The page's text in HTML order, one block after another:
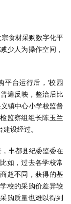
食材采购数字化平
少人为操作空间，
平台运行后，‘校园
遍反映，整治后比
镇中心小学校监督
监察组组长陈玉兰
设经过。
丰都县纪委监委在
如，过去各学校常
超不同，获得的基
校的采购价差异较
购质量也难以得到